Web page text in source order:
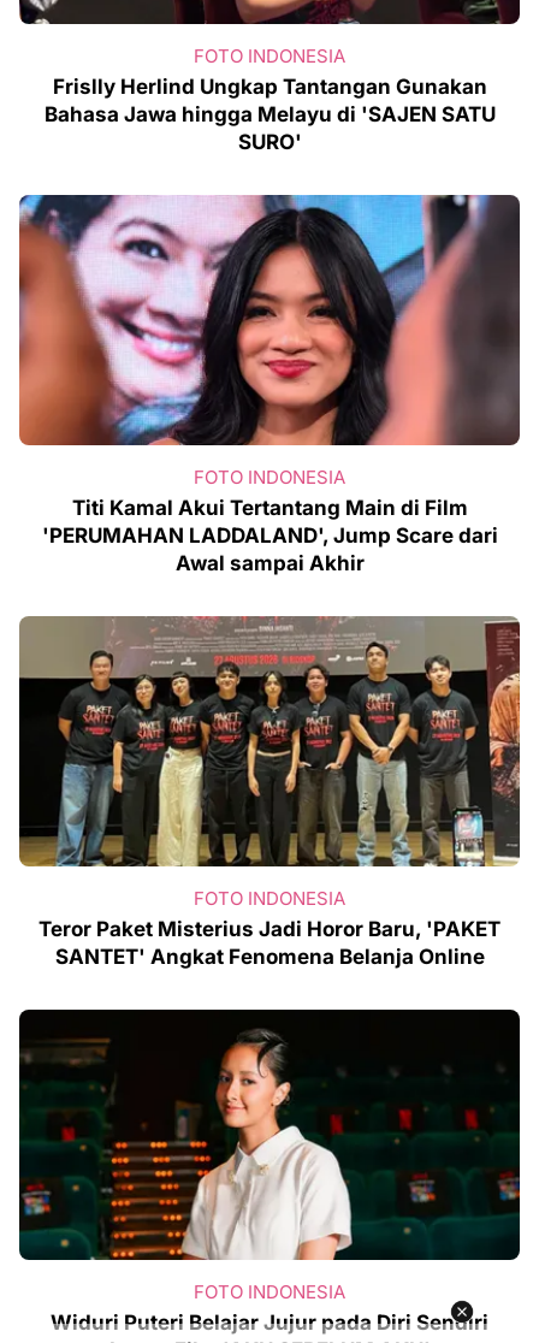
FOTO INDONESIA
Frislly Herlind Ungkap Tantangan Gunakan
Bahasa Jawa hingga Melayu di 'SAJEN SATU
SURO'
FOTO INDONESIA
Titi Kamal Akui Tertantang Main di Film
'PERUMAHAN LADDALAND', Jump Scare dari
Awal sampai Akhir
FOTO INDONESIA
Teror Paket Misterius Jadi Horor Baru, 'PAKET
SANTET' Angkat Fenomena Belanja Online
FOTO INDONESIA
Widuri Puteri Belajar Jujur pada Diri Sendiri